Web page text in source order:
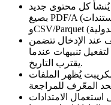
يُنشأ كل محتوى جديد
بصيغ PDF/A (المستندات)، PNG أو WebP (الصور)،
الإدخال تتضمن
تنبيهات عندما
يقترب التاريخ.
سكريبت يُظهر الملفات
الامتدادات